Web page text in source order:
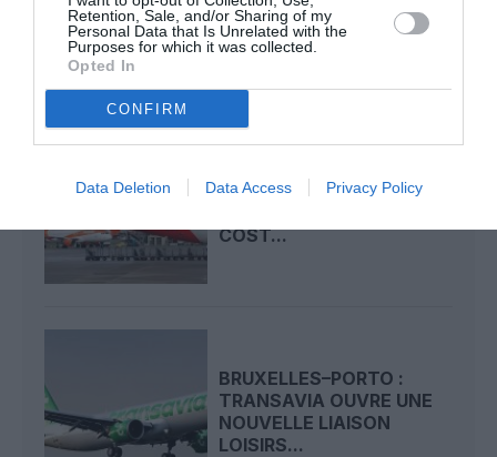
Retention, Sale, and/or Sharing of my
Personal Data that Is Unrelated with the
Purposes for which it was collected.
Opted In
CONFIRM
Data Deletion Data Access Privacy Policy
FONDS APOLLO S’OFFRE
COST...
BRUXELLES–PORTO :
TRANSAVIA OUVRE UNE
NOUVELLE LIAISON
LOISIRS...